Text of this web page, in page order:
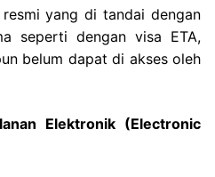
yang di tandai dengan
seperti dengan visa ETA,
belum dapat di akses oleh
Elektronik (Electronic